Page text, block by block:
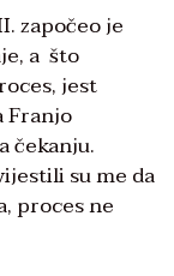
započeo je
a što
jest
Franjo
čekanju.
su me da
proces ne